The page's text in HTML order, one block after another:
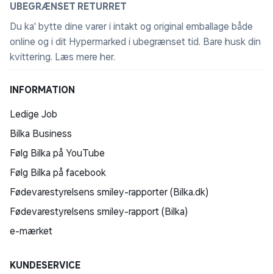
UBEGRÆNSET RETURRET
Du ka' bytte dine varer i intakt og original emballage både
online og i dit Hypermarked i ubegrænset tid. Bare husk din
kvittering. Læs mere her.
INFORMATION
Ledige Job
Bilka Business
Følg Bilka på YouTube
Følg Bilka på facebook
Fødevarestyrelsens smiley-rapporter (Bilka.dk)
Fødevarestyrelsens smiley-rapport (Bilka)
e-mærket
KUNDESERVICE